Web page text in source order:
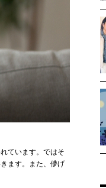
ています。ではそ
ます。また、儚げ